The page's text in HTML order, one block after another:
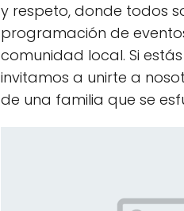
y respeto, donde todos
programación de
comunidad local. Si
invitamos a unirte a
de una familia que se